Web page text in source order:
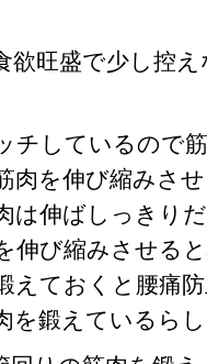
欲旺盛で少し控
チしているので
肉を伸び縮みさ
は伸ばしっきり
伸び縮みさせる
えておくと腰痛
を鍛えているら